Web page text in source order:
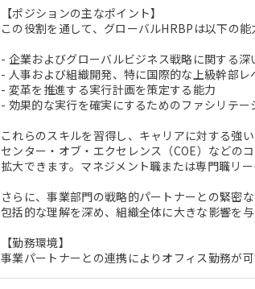
【ポジションの主なポイント】
この役割を通して、グローバルHRBPは以下の能
- 企業およびグローバルビジネス戦略に関する深
- 人事および組織開発、特に国際的な上級幹部
- 変革を推進する実行計画を策定する能力
- 効果的な実行を確実にするためのファシリテー
これらのスキルを習得し、キャリアに対する強
センター・オブ・エクセレンス（COE）などの
拡大できます。マネジメント職または専門職リ
さらに、事業部門の戦略的パートナーとの緊密
包括的な理解を深め、組織全体に大きな影響を
【勤務環境】
事業パートナーとの連携によりオフィス勤務が